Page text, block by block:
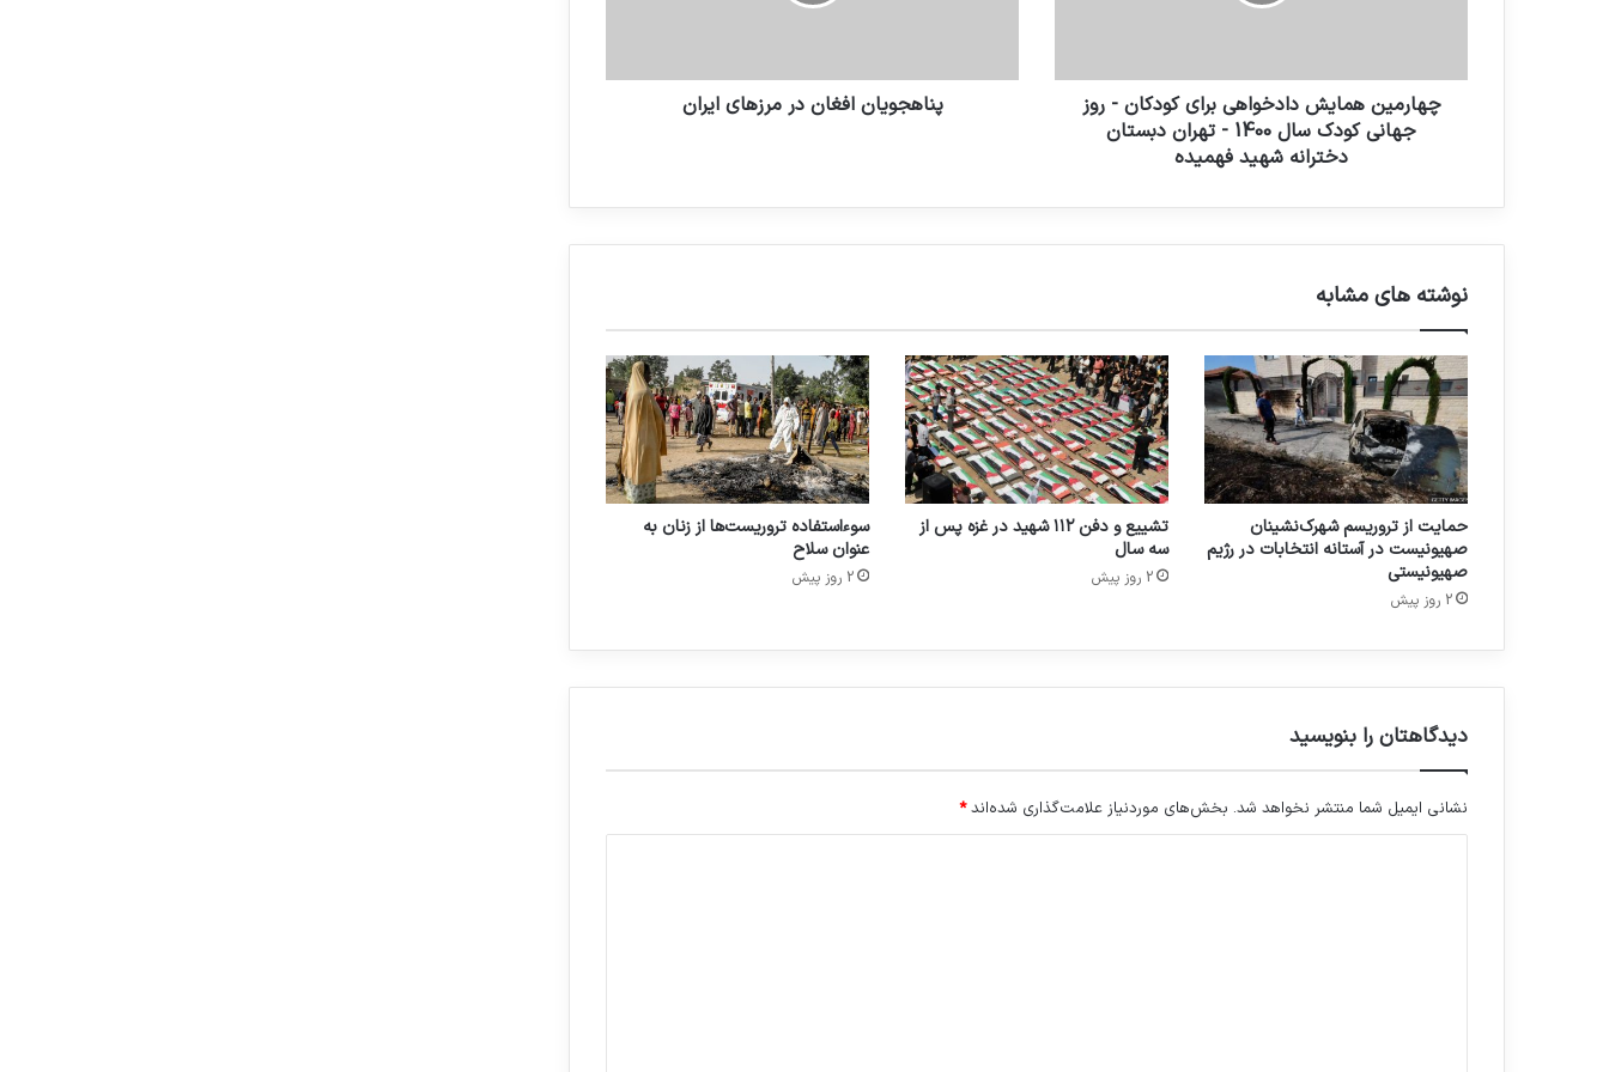
فرش قرمز اروپا برای تروریست‌ها؛ از القاعده تا
اوضاع وخیم تروریست های سالخورده در
پناهگاه امن تروریسم تبدیل شود
چهارمین همایش دادخواهی برای کودکان - روز
جهانی کودک سال 1400 - تهران دبستان
دخترانه شهید فهمیده
پناهجویان افغان در مرزهای ایران
نوشته های مشابه
حمایت از تروریسم شهرک‌نشینان
صهیونیست در آستانه انتخابات در رژیم
صهیونیستی
2 روز پیش
تشییع و دفن ۱۱۲ شهید در غزه پس از
سه سال
2 روز پیش
سوءاستفاده تروریست‌ها از زنان به
عنوان سلاح
2 روز پیش
دیدگاهتان را بنویسید
نشانی ایمیل شما منتشر نخواهد شد. بخش‌های موردنیاز علامت‌گذاری شده‌اند*